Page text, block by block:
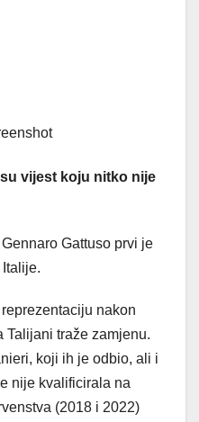
vijest koju nitko nije
Gattuso prvi je
nakon
Talijani traže zamjenu.
koji ih je odbio, ali i
nije kvalificirala na
(2018 i 2022)